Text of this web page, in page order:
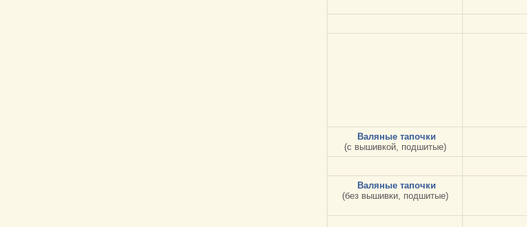
Валяные тапочки
(с вышивкой, подшитые)
Валяные тапочки
(без вышивки, подшитые)